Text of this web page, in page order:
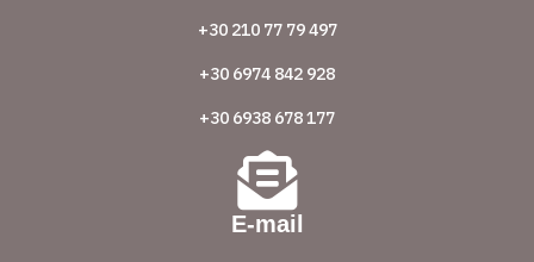
+30 210 77 79 497
+30 6974 842 928
+30 6938 678 177
E-mail